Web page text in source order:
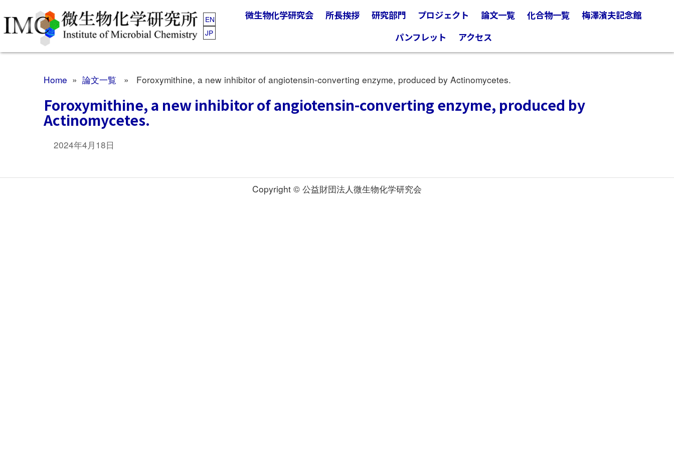
EN
JP
微生物化学研究会 所長挨拶 研究部門 プロジェクト 論文一覧 化合物一覧
梅澤濱夫記念館
パンフレット
アクセス
Home » 論文一覧 » Foroxymithine, a new inhibitor of angiotensin-converting enzyme, produced by Actinomycetes.
Foroxymithine, a new inhibitor of angiotensin-converting enzyme, produced by
Actinomycetes.
2024年4月18日
Copyright © 公益財団法人微生物化学研究会